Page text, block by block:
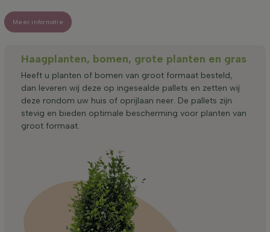
Meer informatie
Haagplanten, bomen, grote planten en gras
Heeft u planten of bomen van groot formaat besteld,
dan leveren wij deze op ingesealde pallets en zetten wij
deze rondom uw huis of oprijlaan neer. De pallets zijn
stevig en bieden optimale bescherming voor planten van
groot formaat.